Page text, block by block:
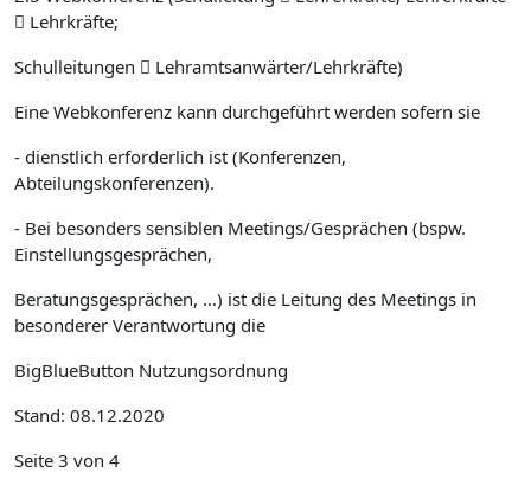
 Lehrkräfte;
Schulleitungen  Lehramtsanwärter/Lehrkräfte)
Eine Webkonferenz kann durchgeführt werden sofern sie
- dienstlich erforderlich ist (Konferenzen,
Abteilungskonferenzen).
- Bei besonders sensiblen Meetings/Gesprächen (bspw.
Einstellungsgesprächen,
Beratungsgesprächen, …) ist die Leitung des Meetings in
besonderer Verantwortung die
BigBlueButton Nutzungsordnung
Stand: 08.12.2020
Seite 3 von 4